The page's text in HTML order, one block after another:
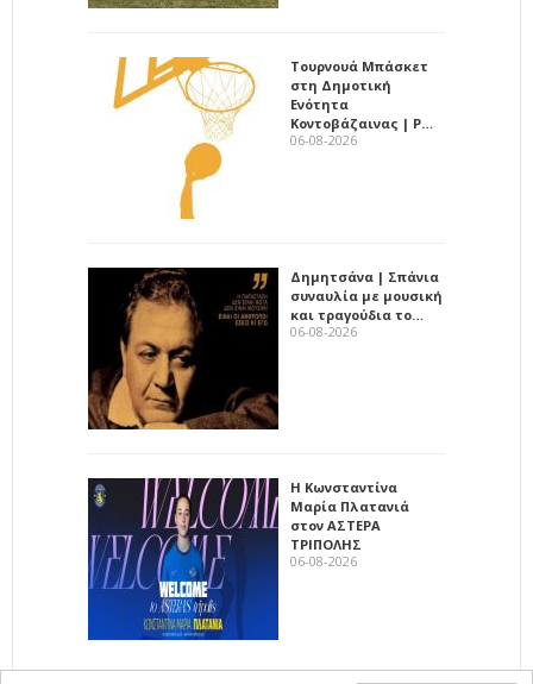
Τουρνουά Μπάσκετ
στη Δημοτική
Ενότητα
Κοντοβάζαινας | Ρ…
06-08-2026
Δημητσάνα | Σπάνια
συναυλία με μουσική
και τραγούδια το…
06-08-2026
Η Κωνσταντίνα
Μαρία Πλατανιά
στον ΑΣΤΕΡΑ
ΤΡΙΠΟΛΗΣ
06-08-2026